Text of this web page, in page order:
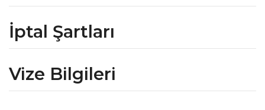
İptal Şartları
Vize Bilgileri